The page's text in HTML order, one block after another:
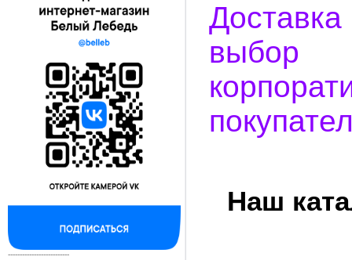
--------------------------
выбор
Наш